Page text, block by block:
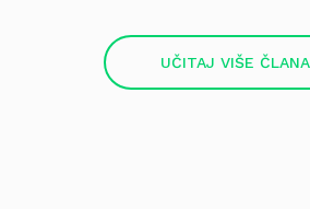
UČITAJ VIŠE